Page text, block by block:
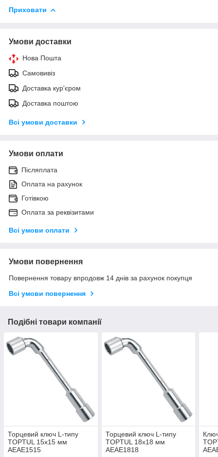
Приховати
Умови доставки
Нова Пошта
Самовивіз
Доставка кур'єром
Доставка поштою
Всі умови доставки
Умови оплати
Післяплата
Оплата на рахунок
Готівкою
Оплата за реквізитами
Всі умови оплати
Умови повернення
Повернення товару впродовж 14 днів за рахунок покупця
Всі умови повернення
Подібні товари компанії
Торцевий ключ L-типу
TOPTUL 15x15 мм
AEAE1515
Торцевий ключ L-типу
TOPTUL 18x18 мм
AEAE1818